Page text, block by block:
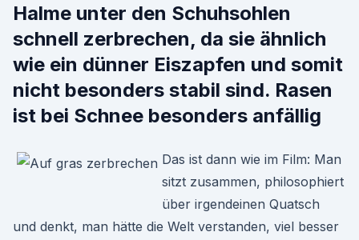
Halme unter den Schuhsohlen
schnell zerbrechen, da sie ähnlich
wie ein dünner Eiszapfen und somit
nicht besonders stabil sind. Rasen
ist bei Schnee besonders anfällig
Das ist dann wie im Film: Man
sitzt zusammen, philosophiert
über irgendeinen Quatsch
und denkt, man hätte die Welt verstanden, viel besser